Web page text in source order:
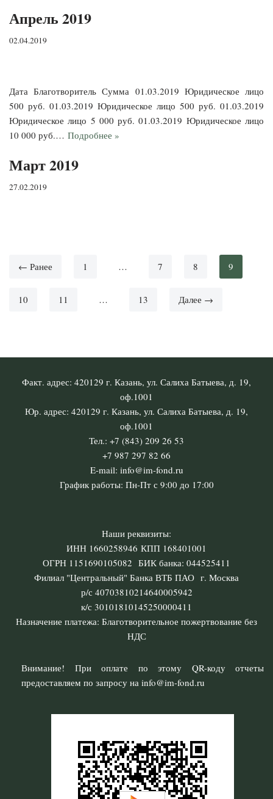
Апрель 2019
02.04.2019
Дата Благотворитель Сумма 01.03.2019 Юридическое лицо
500 руб. 01.03.2019 Юридическое лицо 500 руб. 01.03.2019
Юридическое лицо 5 000 руб. 01.03.2019 Юридическое лицо
10 000 руб.… Подробнее »
Март 2019
27.02.2019
← Ранее 1 … 7 8 9
10 11 … 13 Далее →
Факт. адрес: 420129 г. Казань, ул. Салиха Батыева, д. 19,
оф.1001
Юр. адрес: 420129 г. Казань, ул. Салиха Батыева, д. 19,
оф.1001
Тел.: +7 (843) 209 26 53
+7 987 297 82 66
E-mail: info@im-fond.ru
График работы: Пн-Пт с 9:00 до 17:00
Наши реквизиты:
ИНН 1660258946 КПП 168401001
ОГРН 1151690105082 БИК банка: 044525411
Филиал "Центральный" Банка ВТБ ПАО г. Москва
р/с 40703810214640005942
к/с 30101810145250000411
Назначение платежа: Благотворительное пожертвование без
НДС
Внимание! При оплате по этому QR-коду отчеты
предоставляем по запросу на info@im-fond.ru